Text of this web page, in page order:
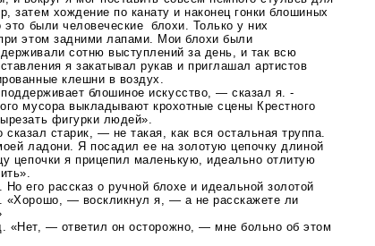
затем хождение по канату и наконец гонки блошиных
были человеческие блохи. Только у них
этом задними лапами. Мои блохи были
сотню выступлений за день, и так всю
я закатывал рукав и приглашал артистов
клешни в воздух.
блошиное искусство, — сказал я. -
мусора выкладывают крохотные сцены Крестного
фигурки людей».
старик, — не такая, как вся остальная труппа.
ладони. Я посадил ее на золотую цепочку длиной
цепочки я прицепил маленькую, идеально отлитую
его рассказ о ручной блохе и идеальной золотой
«Хорошо, — воскликнул я, — а не расскажете ли
«Нет, — ответил он осторожно, — мне больно об этом